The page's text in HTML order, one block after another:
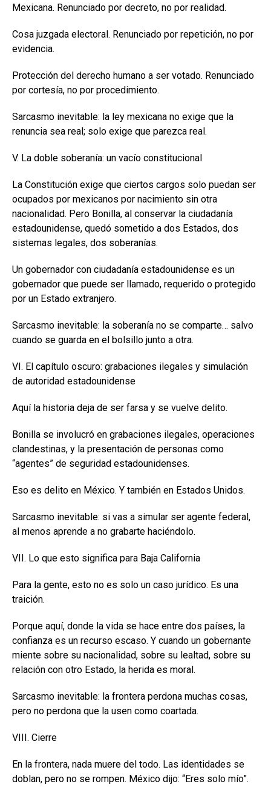
Mexicana. Renunciado por decreto, no por realidad.
Cosa juzgada electoral. Renunciado por repetición, no por
evidencia.
Protección del derecho humano a ser votado. Renunciado
por cortesía, no por procedimiento.
Sarcasmo inevitable: la ley mexicana no exige que la
renuncia sea real; solo exige que parezca real.
V. La doble soberanía: un vacío constitucional
La Constitución exige que ciertos cargos solo puedan ser
ocupados por mexicanos por nacimiento sin otra
nacionalidad. Pero Bonilla, al conservar la ciudadanía
estadounidense, quedó sometido a dos Estados, dos
sistemas legales, dos soberanías.
Un gobernador con ciudadanía estadounidense es un
gobernador que puede ser llamado, requerido o protegido
por un Estado extranjero.
Sarcasmo inevitable: la soberanía no se comparte… salvo
cuando se guarda en el bolsillo junto a otra.
VI. El capítulo oscuro: grabaciones ilegales y simulación
de autoridad estadounidense
Aquí la historia deja de ser farsa y se vuelve delito.
Bonilla se involucró en grabaciones ilegales, operaciones
clandestinas, y la presentación de personas como
“agentes” de seguridad estadounidenses.
Eso es delito en México. Y también en Estados Unidos.
Sarcasmo inevitable: si vas a simular ser agente federal,
al menos aprende a no grabarte haciéndolo.
VII. Lo que esto significa para Baja California
Para la gente, esto no es solo un caso jurídico. Es una
traición.
Porque aquí, donde la vida se hace entre dos países, la
confianza es un recurso escaso. Y cuando un gobernante
miente sobre su nacionalidad, sobre su lealtad, sobre su
relación con otro Estado, la herida es moral.
Sarcasmo inevitable: la frontera perdona muchas cosas,
pero no perdona que la usen como coartada.
VIII. Cierre
En la frontera, nada muere del todo. Las identidades se
doblan, pero no se rompen. México dijo: “Eres solo mío”.